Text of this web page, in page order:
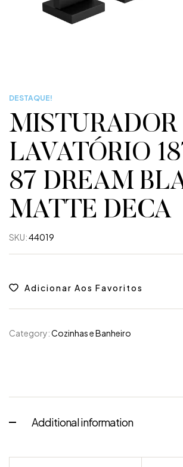
DESTAQUE!
MISTURADOR
LAVATÓRIO
87 DREAM
MATTE DECA
SKU:44019
Adicionar Aos Favoritos
Category:Cozinhas e Banheiro
Additional information